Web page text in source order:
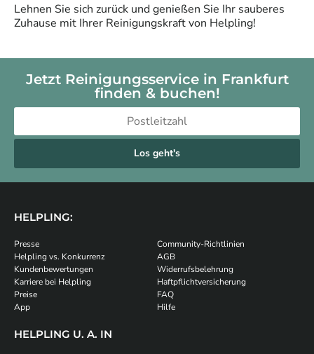
Lehnen Sie sich zurück und genießen Sie Ihr sauberes
Zuhause mit Ihrer Reinigungskraft von Helpling!
Jetzt Reinigungsservice in Frankfurt
finden & buchen!
Los geht's
HELPLING:
Presse
Helpling vs. Konkurrenz
Kundenbewertungen
Karriere bei Helpling
Preise
App
Community-Richtlinien
AGB
Widerrufsbelehrung
Haftpflichtversicherung
FAQ
Hilfe
HELPLING U. A. IN